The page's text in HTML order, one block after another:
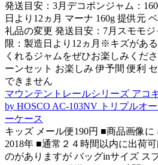
発送目安：3月デコポンジャム：
日より12ヵ月 マーナ 160g 提供元
礼品の変更 発送目安：7月スモモジ
限：製造日より12ヵ月※キズがあ
くれるジャムをぜひお楽しみくだ
ーンセット お楽しみ 伊予間 便利
できません
マウンテントレールシリーズ アコ
by HOSCO AC-103NV トリプルオ
ーケース
キッズ メール便190円 ■商品画像に
2018年 ■通常２４時間以内に出荷
のがありますが バッグinサイズ ス